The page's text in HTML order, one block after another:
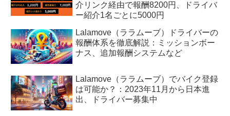
介リンク経由で報酬8200円、ドライバ
ー紹介1名ごとに5000円
Lalamove（ララムーブ）ドライバーの
報酬体系を徹底解説：ミッションボー
ナス、追加報酬システムなど
Lalamove（ララムーブ）でバイク登録
は可能か？：2023年11月から日本進
出、ドライバー募集中